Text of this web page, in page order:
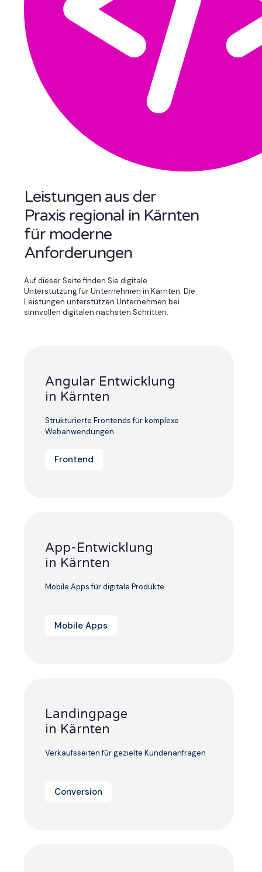
Leistungen aus der
Praxis regional in Kärnten
für moderne
Anforderungen
Auf dieser Seite finden Sie digitale
Unterstützung für Unternehmen in Kärnten. Die
Leistungen unterstützen Unternehmen bei
sinnvollen digitalen nächsten Schritten.
Angular Entwicklung
in Kärnten
Strukturierte Frontends für komplexe
Webanwendungen
Frontend
App-Entwicklung
in Kärnten
Mobile Apps für digitale Produkte
Mobile Apps
Landingpage
in Kärnten
Verkaufsseiten für gezielte Kundenanfragen
Conversion